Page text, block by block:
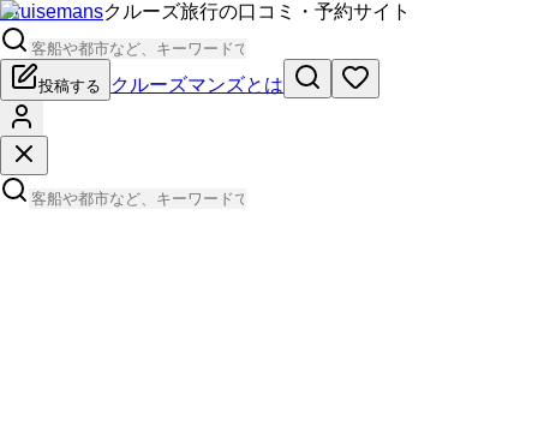
Cruisemansクルーズ旅行の口コミ・予約サイト
投稿する クルーズマンズとは